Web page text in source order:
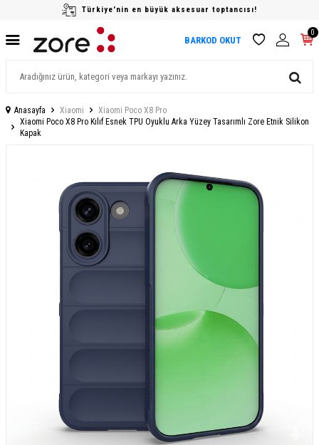
Türkiye'nin en büyük aksesuar toptancısı!
BARKOD OKUT
0
Anasayfa Xiaomi
Xiaomi Poco X8 Pro
Xiaomi Poco X8 Pro Kılıf Esnek TPU Oyuklu Arka Yüzey Tasarımlı Zore Etnik Silikon
Kapak